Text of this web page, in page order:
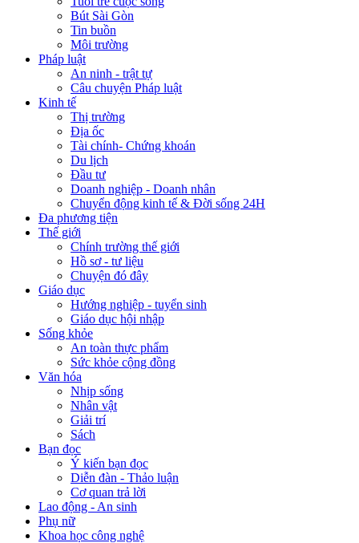
Bút Sài Gòn
Tin buồn
Môi trường
Pháp luật
An ninh - trật tự
Câu chuyện Pháp luật
Kinh tế
Thị trường
Địa ốc
Tài chính- Chứng khoán
Du lịch
Đầu tư
Doanh nghiệp - Doanh nhân
Chuyển động kinh tế & Đời sống 24H
Đa phương tiện
Thế giới
Chính trường thế giới
Hồ sơ - tư liệu
Chuyện đó đây
Giáo dục
Hướng nghiệp - tuyển sinh
Giáo dục hội nhập
Sống khỏe
An toàn thực phẩm
Sức khỏe cộng đồng
Văn hóa
Nhịp sống
Nhân vật
Giải trí
Sách
Bạn đọc
Ý kiến bạn đọc
Diễn đàn - Thảo luận
Cơ quan trả lời
Lao động - An sinh
Phụ nữ
Khoa học công nghệ